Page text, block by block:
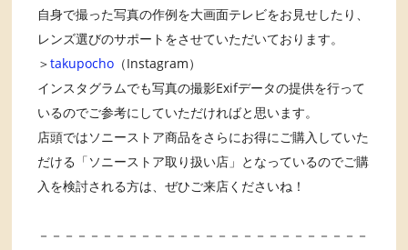
自身で撮った写真の作例を大画面テレビをお見せしたり、
レンズ選びのサポートをさせていただいております。
＞takupocho （Instagram）
インスタグラムでも写真の撮影Exifデータの提供を行って
いるのでご参考にしていただければと思います。
店頭ではソニーストア商品をさらにお得にご購入していた
だける「ソニーストア取り扱い店」となっているのでご購
入を検討される方は、ぜひご来店くださいね！
－－－－－－－－－－－－－－－－－－－－－－－－－－